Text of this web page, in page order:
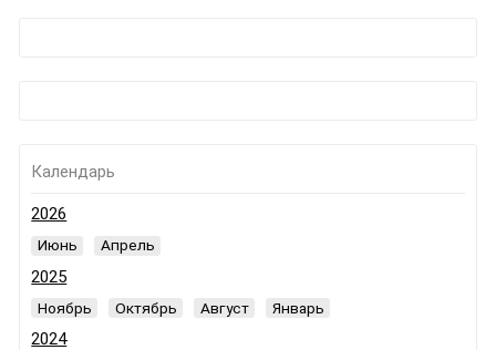
Календарь
2026
Июнь Апрель
2025
Ноябрь Октябрь Август Январь
2024